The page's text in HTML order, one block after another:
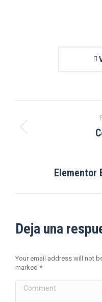
entre
proyectos
Elementor
Deja una
Your email address will not
marked *
Comment